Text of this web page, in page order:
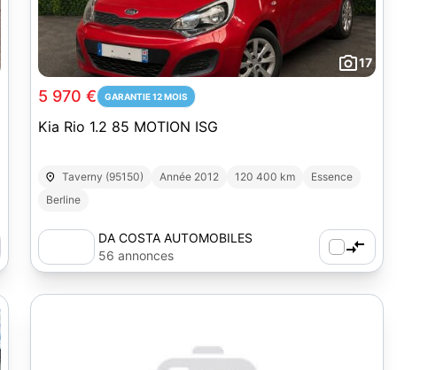
17
5 970 € GARANTIE 12 MOIS
Kia Rio 1.2 85 MOTION ISG
Taverny (95150) Année 2012 120 400 km
Essence
Berline
DA COSTA AUTOMOBILES
56 annonces